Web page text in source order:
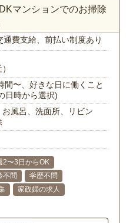
マンションでのお掃除
通費支給、前払い制度あり
間〜、好きな日に働くこと
日時から選択)
風呂、洗面所、リビン
2〜3日からOK
不問
学歴不問
家政婦の求人